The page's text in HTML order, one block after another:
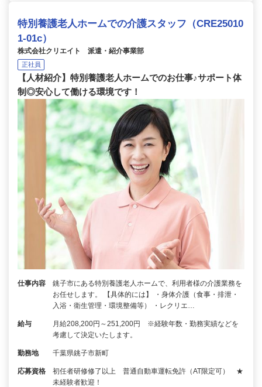
特別養護老人ホームでの介護スタッフ（CRE25010
1-01c）
株式会社クリエイト 派遣・紹介事業部
正社員
【人材紹介】特別養護老人ホームでのお仕事♪サポート体
制◎安心して働ける環境です！
仕事内容
銚子市にある特別養護老人ホームで、利用者様の介護業務を
お任せします。 【具体的には】 ・身体介護（食事・排泄・
入浴・衛生管理・環境整備等） ・レクリエ…
給与
月給208,200円～251,200円 ※経験年数・勤務実績などを
考慮して決定いたします。
勤務地 千葉県銚子市新町
応募資格
初任者研修修了以上 普通自動車運転免許（AT限定可） ★
未経験者歓迎！